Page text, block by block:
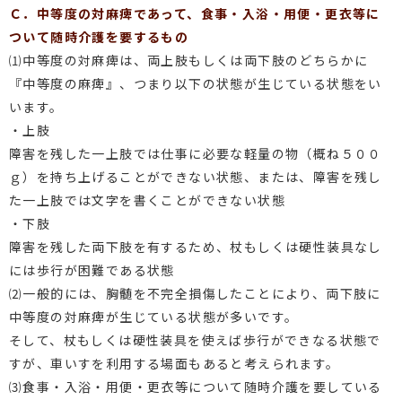
Ｃ．中等度の対麻痺であって、食事・入浴・用便・更衣等に
ついて随時介護を要するもの
⑴中等度の対麻痺は、両上肢もしくは両下肢のどちらかに
『中等度の麻痺』、つまり以下の状態が生じている状態をい
います。
・上肢
障害を残した一上肢では仕事に必要な軽量の物（概ね５００
ｇ）を持ち上げることができない状態、または、障害を残し
た一上肢では文字を書くことができない状態
・下肢
障害を残した両下肢を有するため、杖もしくは硬性装具なし
には歩行が困難である状態
⑵一般的には、胸髄を不完全損傷したことにより、両下肢に
中等度の対麻痺が生じている状態が多いです。
そして、杖もしくは硬性装具を使えば歩行ができなる状態で
すが、車いすを利用する場面もあると考えられます。
⑶食事・入浴・用便・更衣等について随時介護を要している